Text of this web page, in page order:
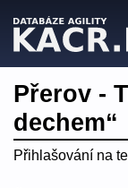
Přerov -
dechem“
Přihlašování na